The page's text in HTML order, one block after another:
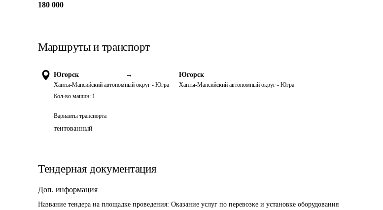
180 000
Маршруты и транспорт
Югорск →
Ханты-Мансийский автономный округ - Югра
Югорск
Ханты-Мансийский автономный округ - Югра
Кол-во машин: 1
Варианты транспорта
тентованный
Тендерная документация
Доп. информация
Название тендера на площадке проведения: Оказание услуг по перевозке и установке оборудования